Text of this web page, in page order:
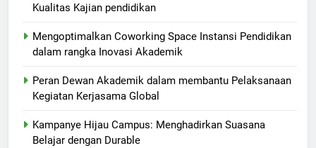
Kualitas Kajian pendidikan
Mengoptimalkan Coworking Space Instansi Pendidikan
dalam rangka Inovasi Akademik
Peran Dewan Akademik dalam membantu Pelaksanaan
Kegiatan Kerjasama Global
Kampanye Hijau Campus: Menghadirkan Suasana
Belajar dengan Durable